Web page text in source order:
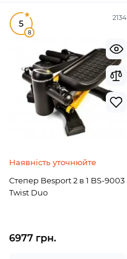
2134
5
8
Наявність уточнюйте
Степер Besport 2 в 1 BS-9003
Twist Duo
6977 грн.